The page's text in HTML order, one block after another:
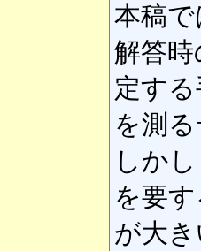
本稿
解答
定す
を測
しか
を要
が大